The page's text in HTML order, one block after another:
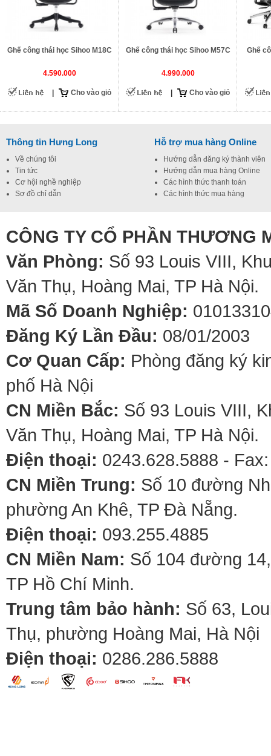
Ghế công thái học Sihoo M18C
4.590.000
Cho vào giỏ
Ghế công thái học Sihoo M57C
4.990.000
Cho vào giỏ
Ghế
Thông tin Hưng Long
Về chúng tôi
Tin tức
Cơ hội nghề nghiệp
Sơ đồ chỉ dẫn
Hỗ trợ mua hàng Online
Hướng dẫn đăng ký thành viên
Hướng dẫn mua hàng Online
Các hình thức thanh toán
Các hình thức mua hàng
CÔNG TY CỔ PHẦN THƯƠNG
Văn Phòng: Số 93 Louis VIII,
Văn Thụ, Hoàng Mai, TP Hà Nội.
Mã Số Doanh Nghiệp:
Đăng Ký Lần Đầu: 08/01/2003
Cơ Quan Cấp: Phòng đăng ký
phố Hà Nội
CN Miền Bắc: Số 93 Louis VIII,
Văn Thụ, Hoàng Mai, TP Hà Nội.
Điện thoại: 0243.628.5888 -
CN Miền Trung: Số 10 đường
phường An Khê, TP Đà Nẵng.
Điện thoại: 093.255.4885
CN Miền Nam: Số 104 đường
TP Hồ Chí Minh.
Trung tâm bảo hành: Số 63,
Thụ, phường Hoàng Mai, Hà Nội
Điện thoại: 0286.286.5888